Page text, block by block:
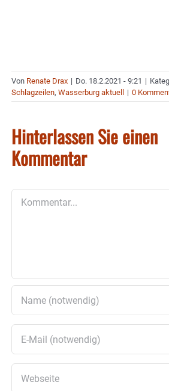
Von Renate Drax | Do. 18.2.2021 - 9:21 |
Schlagzeilen, Wasserburg aktuell | 0
Hinterlassen Sie einen
Kommentar